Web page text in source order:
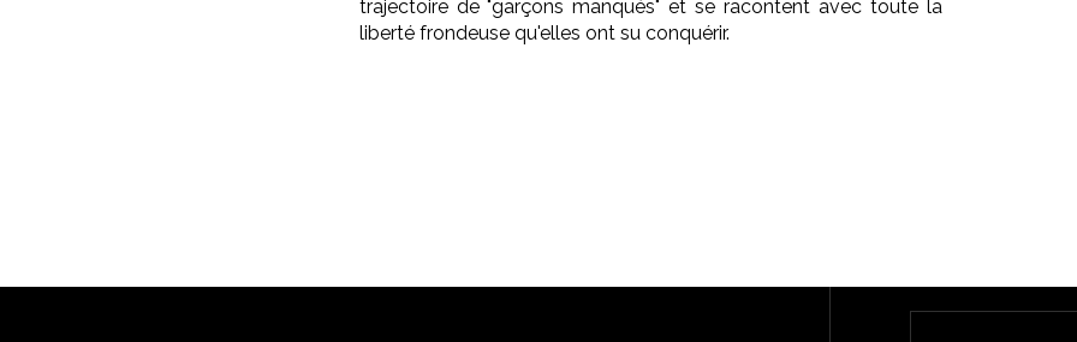
trajectoire de "garçons manqués" et se racontent avec toute la
liberté frondeuse qu'elles ont su conquérir.